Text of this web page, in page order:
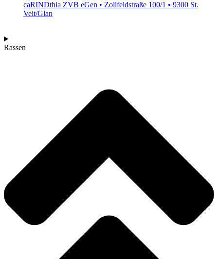
caRINDthia ZVB eGen • Zollfeldstraße 100/1 • 9300 St.
Veit/Glan
Rassen